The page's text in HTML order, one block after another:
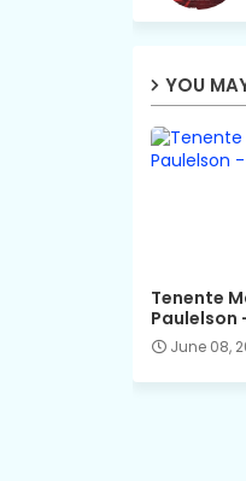
YOU
Tenente
Paulelson
June 08,